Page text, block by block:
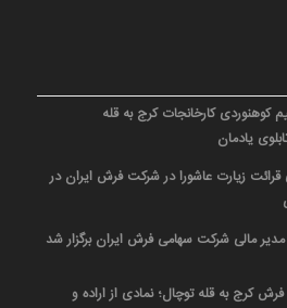
کوهنوردی کارخانجات کرج به قله
یادمان
قرائت زیارت عاشورا در شرکت فرش ایران در
مدیر مالی شرکت سهامی فرش ایران برگزار شد
کرج به قله توچال؛ نمادی از اراده و